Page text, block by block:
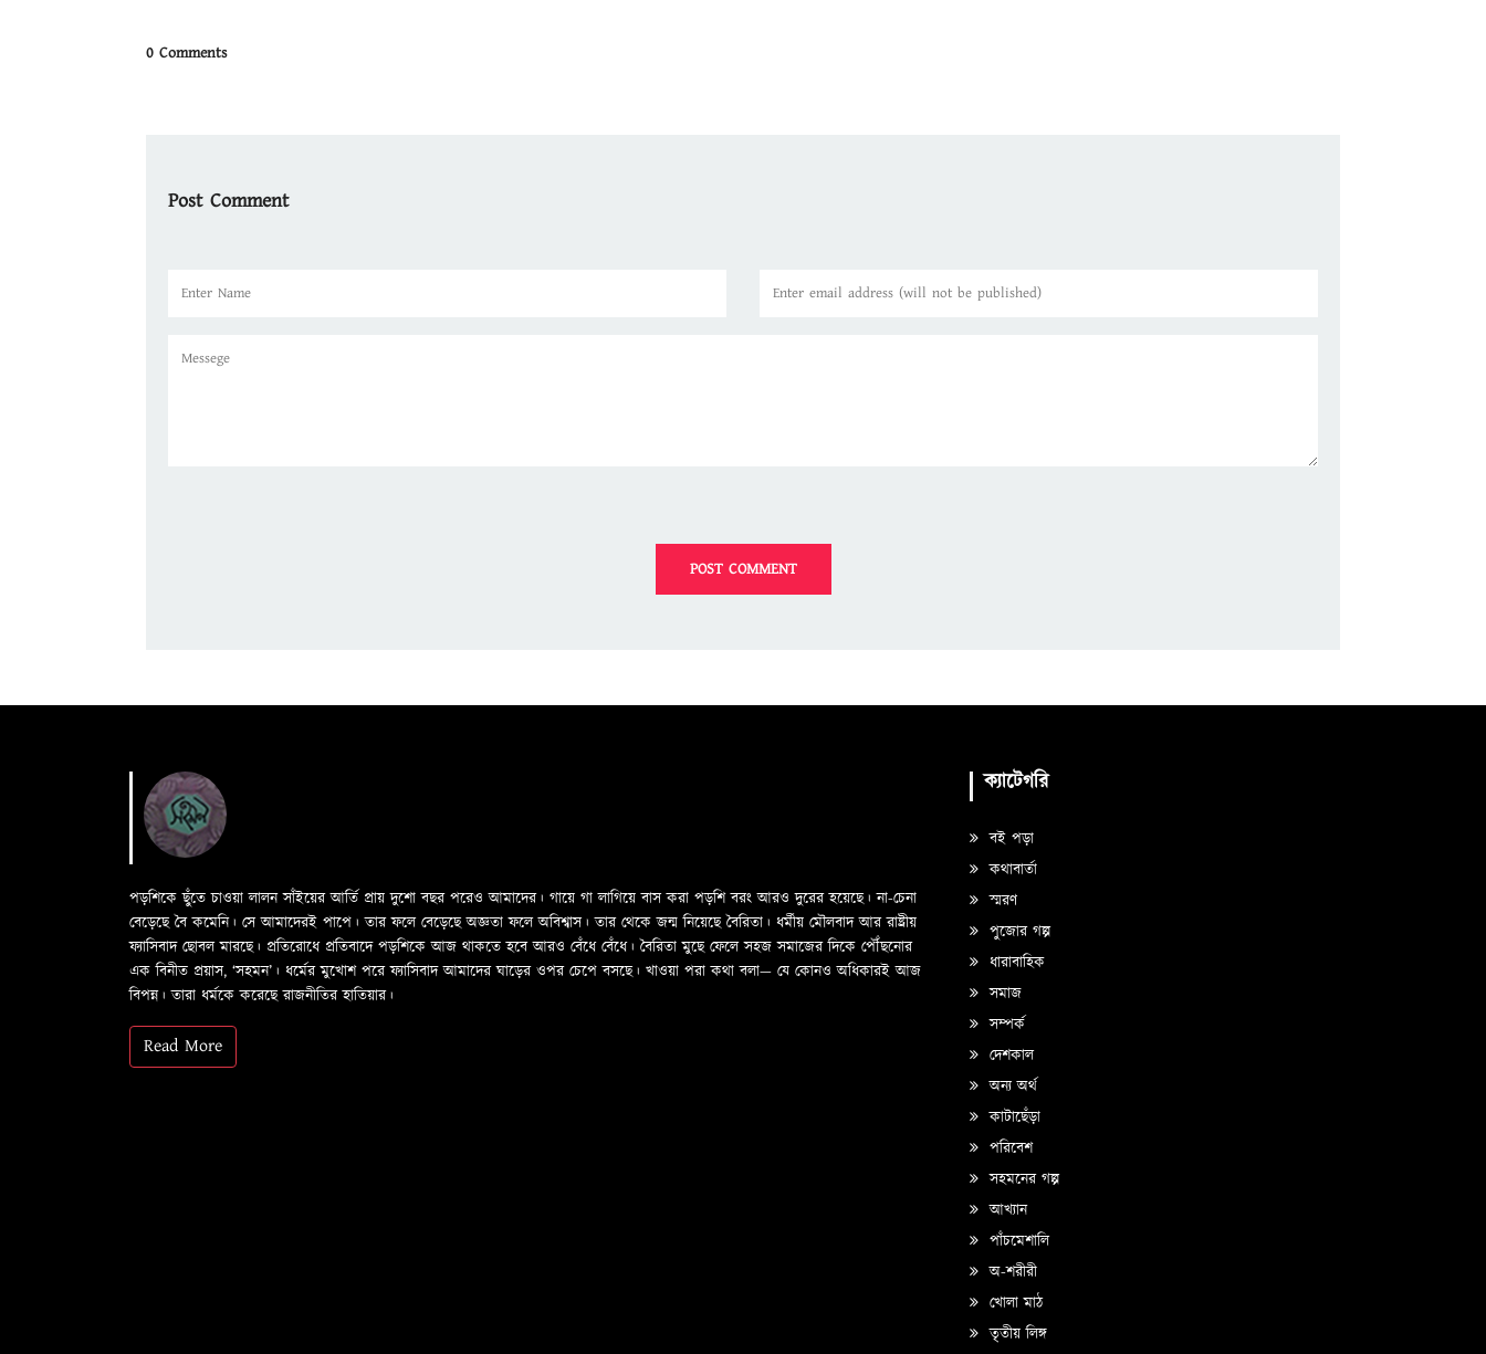
0 Comments
Post Comment
পড়শিকে ছুঁতে চাওয়া লালন সাঁইয়ের আর্তি প্রায় দুশো বছর পরেও আমাদের। গায়ে গা লাগিয়ে বাস করা পড়শি বরং আরও দুরের হয়েছে। না-চেনা
বেড়েছে বৈ কমেনি। সে আমাদেরই পাপে। তার ফলে বেড়েছে অজ্ঞতা ফলে অবিশ্বাস। তার থেকে জন্ম নিয়েছে বৈরিতা। ধর্মীয় মৌলবাদ আর রাষ্ট্রীয়
ফ্যাসিবাদ ছোবল মারছে। প্রতিরোধে প্রতিবাদে পড়শিকে আজ থাকতে হবে আরও বেঁধে বেঁধে। বৈরিতা মুছে ফেলে সহজ সমাজের দিকে পৌঁছনোর
এক বিনীত প্রয়াস, ‘সহমন’। ধর্মের মুখোশ পরে ফ্যাসিবাদ আমাদের ঘাড়ের ওপর চেপে বসছে। খাওয়া পরা কথা বলা—­­ যে কোনও অধিকারই আজ
বিপন্ন। তারা ধর্মকে করেছে রাজনীতির হাতিয়ার।
Read More
ক্যাটেগরি
বই পড়া
কথাবার্তা
স্মরণ
পুজোর গল্প
ধারাবাহিক
সমাজ
সম্পর্ক
দেশকাল
অন্য অর্থ
কাটাছেঁড়া
পরিবেশ
সহমনের গল্প
আখ্যান
পাঁচমেশালি
অ-শরীরী
খোলা মাঠ
তৃতীয় লিঙ্গ